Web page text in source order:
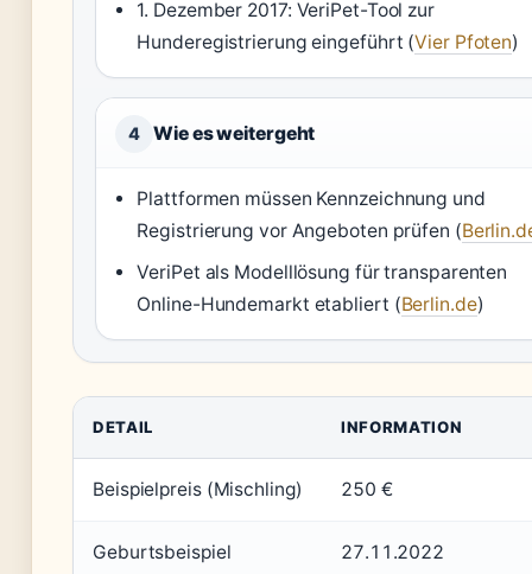
1. Dezember 2017: VeriPet-Tool zur
Hunderegistrierung eingeführt (Vier Pfoten)
4 Wie es weitergeht
Plattformen müssen Kennzeichnung und
Registrierung vor Angeboten prüfen (
VeriPet als Modelllösung für transparenten
Online-Hundemarkt etabliert (Berlin.de)
DETAIL INFORMATION
Beispielpreis (Mischling) 250 €
Geburtsbeispiel 27.11.2022